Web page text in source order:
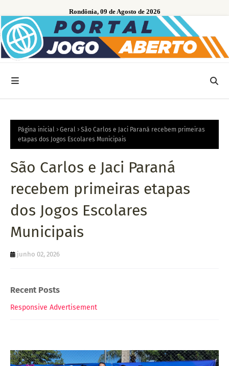
Rondônia, 09 de Agosto de 2026
Página inicial Geral
São Carlos e Jaci Paraná recebem primeiras
etapas dos Jogos Escolares Municipais
São Carlos e Jaci Paraná
recebem primeiras etapas
dos Jogos Escolares
Municipais
junho 02, 2026
Recent Posts
Responsive Advertisement